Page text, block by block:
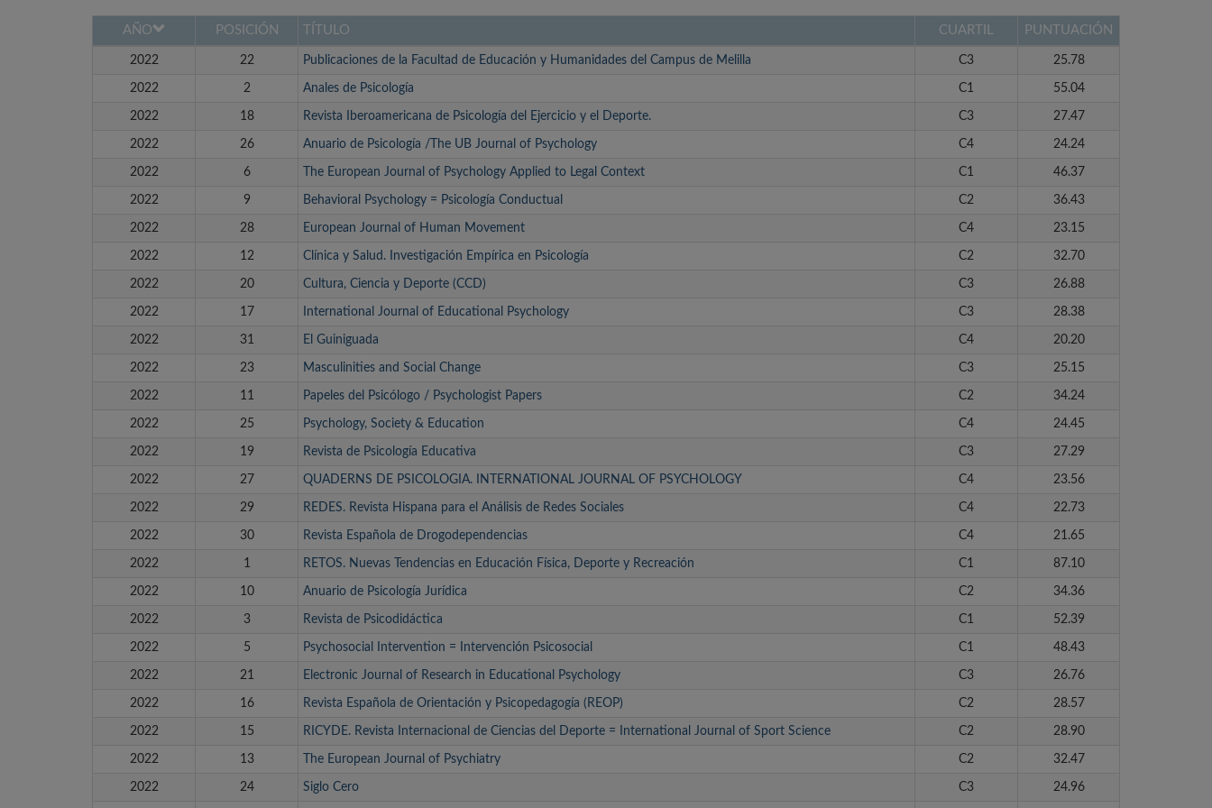
AÑO POSICIÓN TÍTULO CUARTIL PUNTUACIÓN
2022 22 Publicaciones de la Facultad de Educación y Humanidades del Campus de Melilla C3 25.78
2022 2 Anales de Psicología C1 55.04
2022 18 Revista Iberoamericana de Psicología del Ejercicio y el Deporte. C3 27.47
2022 26 Anuario de Psicología /The UB Journal of Psychology C4 24.24
2022 6 The European Journal of Psychology Applied to Legal Context C1 46.37
2022 9 Behavioral Psychology = Psicología Conductual C2 36.43
2022 28 European Journal of Human Movement C4 23.15
2022 12 Clínica y Salud. Investigación Empírica en Psicología C2 32.70
2022 20 Cultura, Ciencia y Deporte (CCD) C3 26.88
2022 17 International Journal of Educational Psychology C3 28.38
2022 31 El Guiniguada C4 20.20
2022 23 Masculinities and Social Change C3 25.15
2022 11 Papeles del Psicólogo / Psychologist Papers C2 34.24
2022 25 Psychology, Society & Education C4 24.45
2022 19 Revista de Psicología Educativa C3 27.29
2022 27 QUADERNS DE PSICOLOGIA. INTERNATIONAL JOURNAL OF PSYCHOLOGY C4 23.56
2022 29 REDES. Revista Hispana para el Análisis de Redes Sociales C4 22.73
2022 30 Revista Española de Drogodependencias C4 21.65
2022 1 RETOS. Nuevas Tendencias en Educación Física, Deporte y Recreación C1 87.10
2022 10 Anuario de Psicología Jurídica C2 34.36
2022 3 Revista de Psicodidáctica C1 52.39
2022 5 Psychosocial Intervention = Intervención Psicosocial C1 48.43
2022 21 Electronic Journal of Research in Educational Psychology C3 26.76
2022 16 Revista Española de Orientación y Psicopedagogía (REOP) C2 28.57
2022 15 RICYDE. Revista Internacional de Ciencias del Deporte = International Journal of Sport Science C2 28.90
2022 13 The European Journal of Psychiatry C2 32.47
2022 24 Siglo Cero C3 24.96